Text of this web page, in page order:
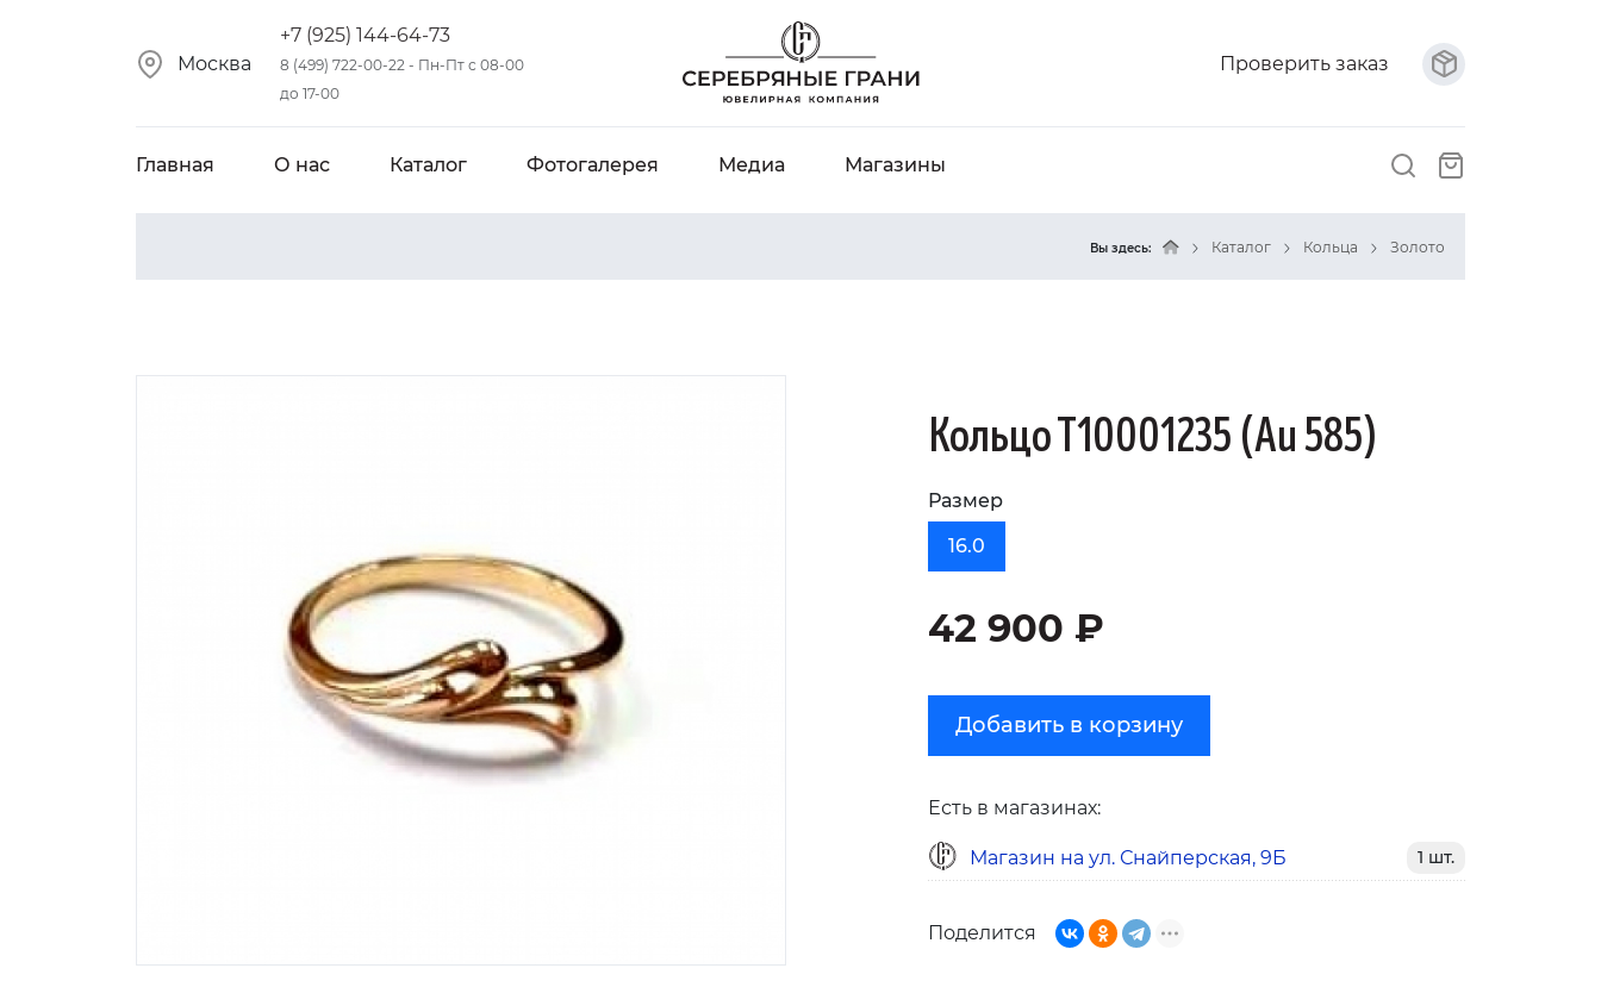
Москва
+7 (925) 144-64-73
8 (499) 722-00-22 - Пн-Пт с 08-00
до 17-00
Проверить заказ
Главная О нас Каталог Фотогалерея Медиа Магазины
Вы здесь: Каталог Кольца Золото
Кольцо Т10001235 (Au 585)
Размер
16.0
42 900 ₽
Добавить в корзину
Есть в магазинах:
Магазин на ул. Снайперская, 9Б 1 шт.
Поделится